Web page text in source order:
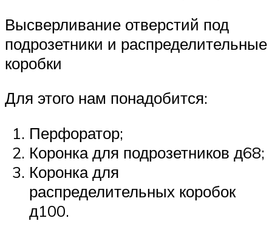
Высверливание отверстий под
подрозетники и распределительные
коробки
Для этого нам понадобится:
Перфоратор;
Коронка для подрозетников д68;
Коронка для
распределительных коробок
д100.